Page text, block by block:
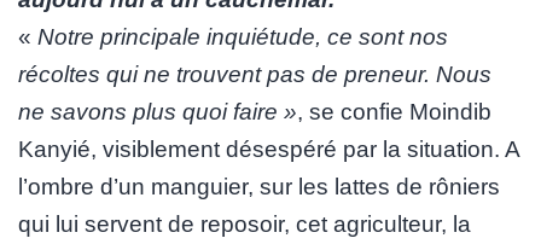
« Notre principale inquiétude, ce sont nos
récoltes qui ne trouvent pas de preneur. Nous
ne savons plus quoi faire », se confie Moindib
Kanyié, visiblement désespéré par la situation. A
l’ombre d’un manguier, sur les lattes de rôniers
qui lui servent de reposoir, cet agriculteur, la